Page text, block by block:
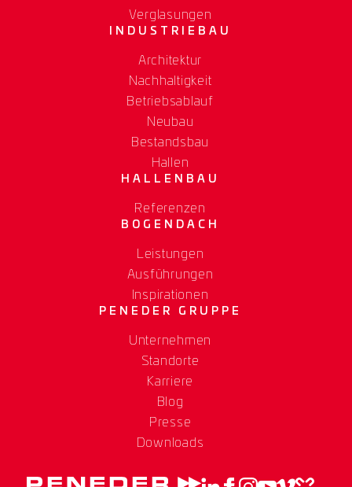
Verglasungen
INDUSTRIEBAU
Architektur
Nachhaltigkeit
Betriebsablauf
Neubau
Bestandsbau
Hallen
HALLENBAU
Referenzen
BOGENDACH
Leistungen
Ausführungen
Inspirationen
PENEDER GRUPPE
Unternehmen
Standorte
Karriere
Blog
Presse
Downloads